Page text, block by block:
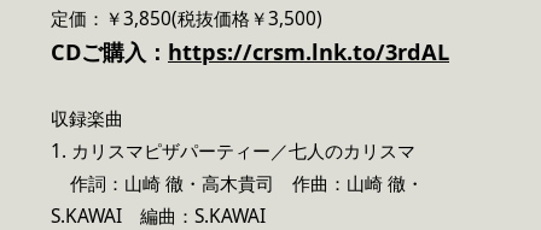
定価：￥3,850(税抜価格￥3,500)
CDご購入： https://crsm.lnk.to/3rdAL
収録楽曲
1. カリスマピザパーティー／七人のカリスマ
作詞：山崎 徹・高木貴司 作曲：山崎 徹・
S.KAWAI 編曲：S.KAWAI